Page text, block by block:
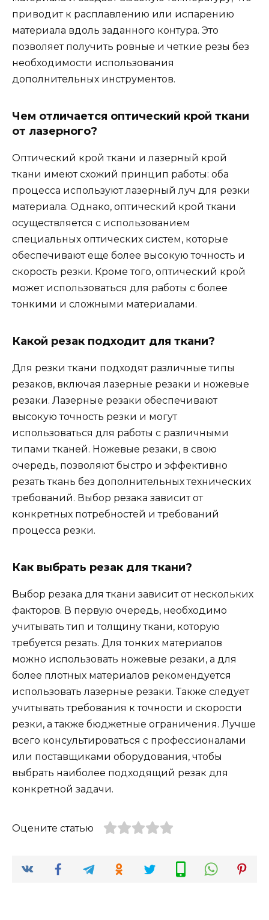
приводит к расплавлению или испарению
материала вдоль заданного контура. Это
позволяет получить ровные и четкие резы без
необходимости использования
дополнительных инструментов.
Чем отличается оптический крой ткани
от лазерного?
Оптический крой ткани и лазерный крой
ткани имеют схожий принцип работы: оба
процесса используют лазерный луч для резки
материала. Однако, оптический крой ткани
осуществляется с использованием
специальных оптических систем, которые
обеспечивают еще более высокую точность и
скорость резки. Кроме того, оптический крой
может использоваться для работы с более
тонкими и сложными материалами.
Какой резак подходит для ткани?
Для резки ткани подходят различные типы
резаков, включая лазерные резаки и ножевые
резаки. Лазерные резаки обеспечивают
высокую точность резки и могут
использоваться для работы с различными
типами тканей. Ножевые резаки, в свою
очередь, позволяют быстро и эффективно
резать ткань без дополнительных технических
требований. Выбор резака зависит от
конкретных потребностей и требований
процесса резки.
Как выбрать резак для ткани?
Выбор резака для ткани зависит от нескольких
факторов. В первую очередь, необходимо
учитывать тип и толщину ткани, которую
требуется резать. Для тонких материалов
можно использовать ножевые резаки, а для
более плотных материалов рекомендуется
использовать лазерные резаки. Также следует
учитывать требования к точности и скорости
резки, а также бюджетные ограничения. Лучше
всего консультироваться с профессионалами
или поставщиками оборудования, чтобы
выбрать наиболее подходящий резак для
конкретной задачи.
Оцените статью